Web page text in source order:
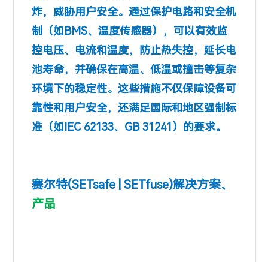
炸，威胁用户安全。通过保护电路和安全机
制（如BMS、温度传感器），可以有效监
控电压、电流和温度，防止热失控，延长电
池寿命，并确保在高温、低温或撞击等复杂
环境下的稳定性。这些措施不仅保障设备可
靠性和用户安全，还满足国际和地区强制标
准（如IEC 62133、GB 31241）的要求。
赛尔特(SETsafe | SETfuse)解决方案、
产品